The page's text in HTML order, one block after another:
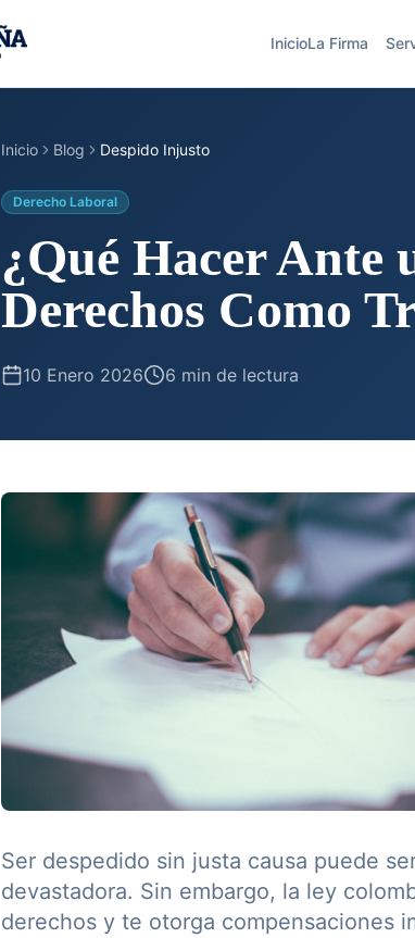
InicioLa Firma
Inicio Blog Despido Injusto
Derecho Laboral
¿Qué Hacer Ante
Derechos Como
10 Enero 2026 6 min de lectura
Ser despedido sin justa causa puede
devastadora. Sin embargo, la ley
derechos y te otorga compensaciones